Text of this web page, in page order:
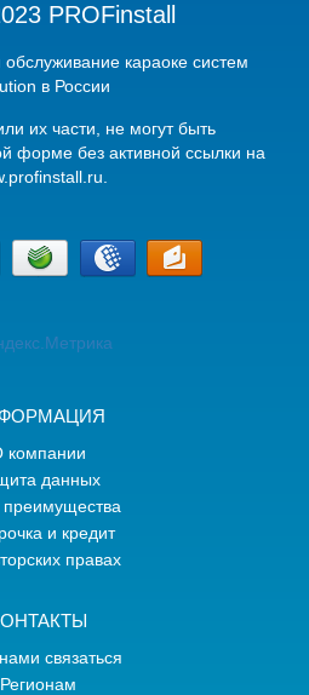
PROFinstall
караоке систем
в России
их части, не могут быть
форме без активной ссылки на
компании
данных
и кредит
правах
связаться
Регионам